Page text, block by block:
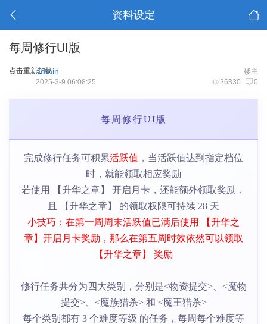
资料设定
每周修行UI版
点击重新加载 楼主
admin
26330 0
2025-3-9 06:08:25
每周修行UI版
完成修行任务可积累活跃值 ，当活跃值达到指定档位
时，就能领取相应奖励
若使用 【升华之章】 开启月卡，还能额外领取奖励，
且 【升华之章】 的领取权限可持续 28 天
小技巧：在第一周周末活跃值已满后使用 【升华之
章】开启月卡奖励，那么在第五周时效依然可以领取
【升华之章】 奖励
修行任务共分为四大类别，分别是<物资提交>、<魔物
提交>、<魔族猎杀> 和 <魔王猎杀>
每个类别都有 3 个难度等级 的任务，每周每个难度等